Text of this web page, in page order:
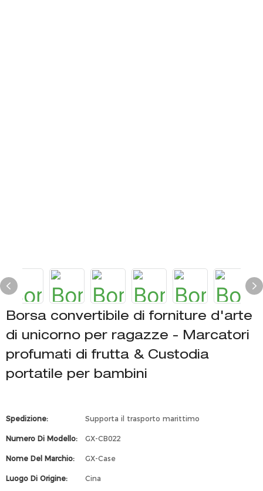
Borsa convertibile di forniture d'arte
di unicorno per ragazze - Marcatori
profumati di frutta & Custodia
portatile per bambini
Spedizione: Supporta il trasporto marittimo
Numero Di Modello: GX-CB022
Nome Del Marchio: GX-Case
Luogo Di Origine: Cina